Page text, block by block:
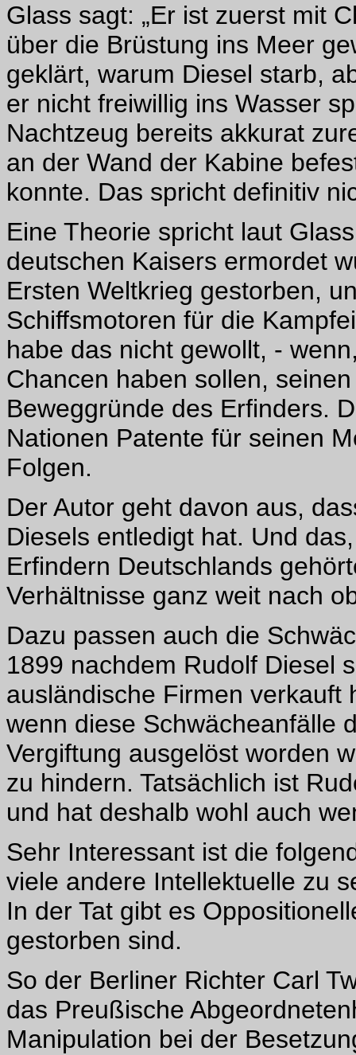
Glass sagt: „Er ist zuerst mit
über die Brüstung ins Meer
geklärt, warum Diesel starb,
er nicht freiwillig ins Wasser
Nachtzeug bereits akkurat
an der Wand der Kabine
konnte. Das spricht definitiv
Eine Theorie spricht laut
deutschen Kaisers ermordet
Ersten Weltkrieg gestorben,
Schiffsmotoren für die
habe das nicht gewollt, -
Chancen haben sollen,
Beweggründe des Erfinders.
Nationen Patente für seinen
Folgen.
Der Autor geht davon aus,
Diesels entledigt hat. Und
Erfindern Deutschlands
Verhältnisse ganz weit nach
Dazu passen auch die
1899 nachdem Rudolf Diesel
ausländische Firmen verkauft
wenn diese Schwächeanfälle
Vergiftung ausgelöst worden
zu hindern. Tatsächlich ist
und hat deshalb wohl auch
Sehr Interessant ist die
viele andere Intellektuelle zu
In der Tat gibt es
gestorben sind.
So der Berliner Richter Carl
das Preußische
Manipulation bei der